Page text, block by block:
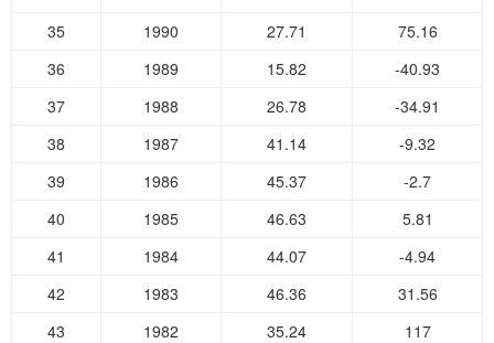
35
1990 27.71
75.16
36
1989 15.82
-40.93
37
1988 26.78
-34.91
38
1987 41.14
-9.32
39
1986 45.37
-2.7
40
1985 46.63
5.81
41
1984 44.07
-4.94
42
1983 46.36
31.56
43
1982 35.24
117